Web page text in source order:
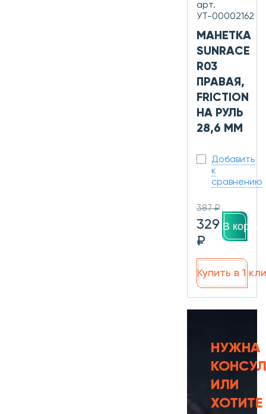
арт.
УТ-00002162
МАНЕТКА
SUNRACE
R03
ПРАВАЯ,
FRICTION
НА РУЛЬ
28,6 ММ
Добавить
к
сравнению
387 ₽
329
₽
В
Купить в 1
НУЖНА
ИЛИ
ХОТИТЕ